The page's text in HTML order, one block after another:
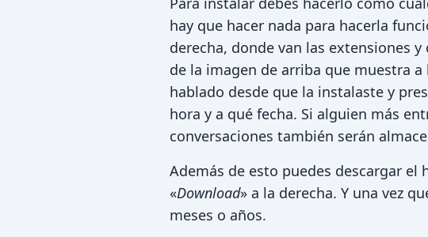
hay que hacer nada para hacerla
derecha, donde van las extensiones
de la imagen de arriba que muestra
hablado desde que la instalaste y
hora y a qué fecha. Si alguien más
conversaciones también serán
Además de esto puedes descargar
«Download» a la derecha. Y una vez
meses o años.